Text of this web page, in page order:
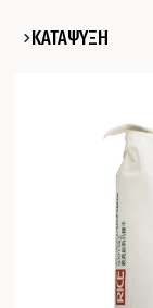
ΚΑΤΑΨΥΞΗ